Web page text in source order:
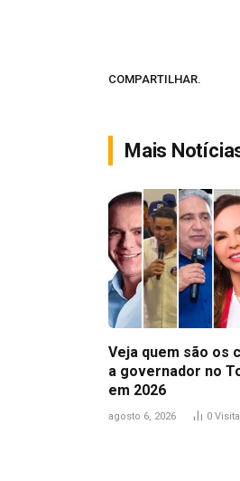
COMPARTILHAR.
Mais
Veja quem são os
a governador no
em 2026
agosto 6, 2026 0